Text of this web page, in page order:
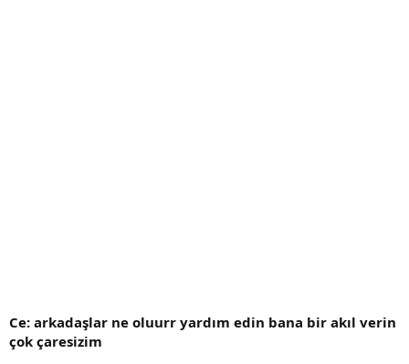
Ce: arkadaşlar ne oluurr yardım edin bana bir akıl verin
çok çaresizim